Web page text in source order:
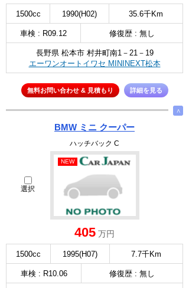
1500cc 1990(H02) 35.6千Km
車検 : R09.12 修復歴 : 無し
長野県 松本市 村井町南1－21－19
エーワンオートイワセ MININEXT松本
無料お問い合わせ & 見積もり 詳細を見る
∧
BMW ミニ クーパー
ハッチバック C
選択
NEW
405 万円
1500cc 1995(H07) 7.7千Km
車検 : R10.06 修復歴 : 無し